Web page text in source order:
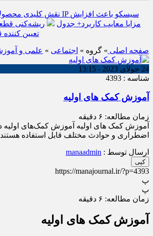
نقش کلیدی
انواع باتری یو پی اس(ups)+مزایا معایب کاربرد+ جدول ریشه‌کنی
تعیین کننده
صفحه اصلی » گروه » اجتماعی » علمی و
24 جولای 2023 - 13:15
شناسه : 4393
آموزش کمک های اولیه
زمان مطالعه: ۶ دقیقه
آموزش کمک های اولیه آموزش کمک‌های اولیه
اضطراری و حوادث مختلف قابل استفاده
ارسال توسط : manaadmin
کپی
https://manajournal.ir/?p=4393
پ
پ
زمان مطالعه: ۶ دقیقه
آموزش کمک های اولیه